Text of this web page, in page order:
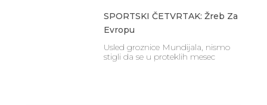
SPORTSKI ČETVRTAK: Žreb Za
Evropu
Usled groznice Mundijala, nismo
stigli da se u proteklih mesec